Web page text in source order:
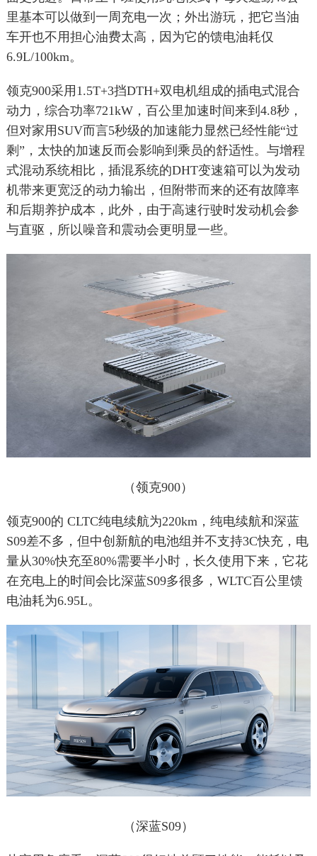
里基本可以做到一周充电一次；外出游玩，把它当油
车开也不用担心油费太高，因为它的馈电油耗仅
6.9L/100km。
领克900采用1.5T+3挡DTH+双电机组成的插电式混合
动力，综合功率721kW，百公里加速时间来到4.8秒，
但对家用SUV而言5秒级的加速能力显然已经性能“过
剩”，太快的加速反而会影响到乘员的舒适性。与增程
式混动系统相比，插混系统的DHT变速箱可以为发动
机带来更宽泛的动力输出，但附带而来的还有故障率
和后期养护成本，此外，由于高速行驶时发动机会参
与直驱，所以噪音和震动会更明显一些。
（领克900）
领克900的 CLTC纯电续航为220km，纯电续航和深蓝
S09差不多，但中创新航的电池组并不支持3C快充，电
量从30%快充至80%需要半小时，长久使用下来，它花
在充电上的时间会比深蓝S09多很多，WLTC百公里馈
电油耗为6.95L。
（深蓝S09）